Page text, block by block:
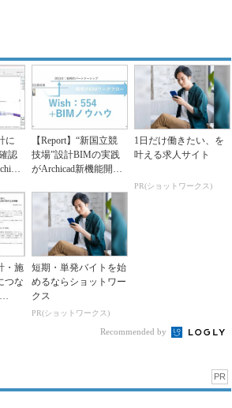
に
認
【Report】“新国立競
技場”設計BIMの実践
がArchicad新機能開発
1日だけ働きたい、を
叶える求人サイト
PR(ショットワークス)
・施
つな
短期・単発バイトを始
めるならショットワー
クス
PR(ショットワークス)
Recommended by
PR